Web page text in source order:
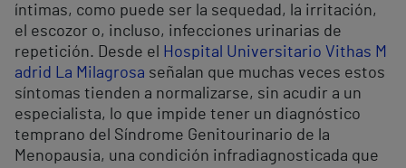
íntimas, como puede ser la sequedad, la irritación,
el escozor o, incluso, infecciones urinarias de
repetición. Desde el
Hospital Universitario Vithas M
adrid La Milagrosa señalan que muchas veces estos
síntomas tienden a normalizarse, sin acudir a un
especialista, lo que impide tener un diagnóstico
temprano del Síndrome Genitourinario de la
Menopausia, una condición infradiagnosticada que